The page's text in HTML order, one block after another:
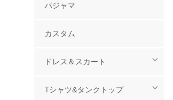
パジャマ
カスタム
ドレス＆スカート
Tシャツ&タンクトップ